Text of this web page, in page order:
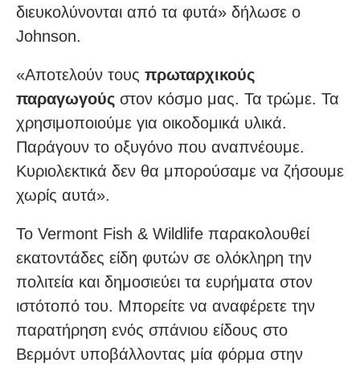
διευκολύνονται από τα φυτά» δήλωσε ο
Johnson.
«Αποτελούν τους πρωταρχικούς
παραγωγούς στον κόσμο μας. Τα τρώμε. Τα
χρησιμοποιούμε για οικοδομικά υλικά.
Παράγουν το οξυγόνο που αναπνέουμε.
Κυριολεκτικά δεν θα μπορούσαμε να ζήσουμε
χωρίς αυτά».
Το Vermont Fish & Wildlife παρακολουθεί
εκατοντάδες είδη φυτών σε ολόκληρη την
πολιτεία και δημοσιεύει τα ευρήματα στον
ιστότοπό του. Μπορείτε να αναφέρετε την
παρατήρηση ενός σπάνιου είδους στο
Βερμόντ υποβάλλοντας μία φόρμα στην